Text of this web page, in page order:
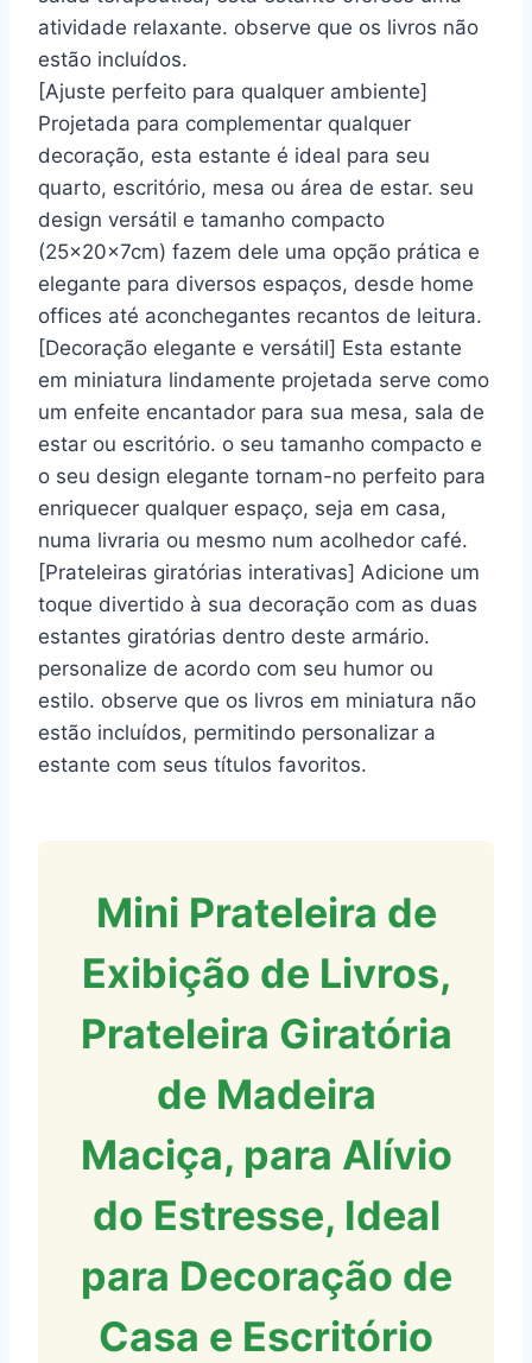
atividade relaxante. observe que os livros não
estão incluídos.
[Ajuste perfeito para qualquer ambiente]
Projetada para complementar qualquer
decoração, esta estante é ideal para seu
quarto, escritório, mesa ou área de estar. seu
design versátil e tamanho compacto
(25x20x7cm) fazem dele uma opção prática e
elegante para diversos espaços, desde home
offices até aconchegantes recantos de leitura.
[Decoração elegante e versátil] Esta estante
em miniatura lindamente projetada serve como
um enfeite encantador para sua mesa, sala de
estar ou escritório. o seu tamanho compacto e
o seu design elegante tornam-no perfeito para
enriquecer qualquer espaço, seja em casa,
numa livraria ou mesmo num acolhedor café.
[Prateleiras giratórias interativas] Adicione um
toque divertido à sua decoração com as duas
estantes giratórias dentro deste armário.
personalize de acordo com seu humor ou
estilo. observe que os livros em miniatura não
estão incluídos, permitindo personalizar a
estante com seus títulos favoritos.
Mini Prateleira de
Exibição de Livros,
Prateleira Giratória
de Madeira
Maciça, para Alívio
do Estresse, Ideal
para Decoração de
Casa e Escritório